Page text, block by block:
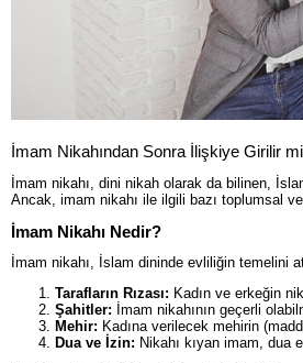
İmam Nikahından Sonra İlişkiye Girilir
İmam nikahı, dini nikah olarak da bilinen,
Ancak, imam nikahı ile ilgili bazı toplumsal
İmam Nikahı Nedir?
İmam nikahı, İslam dininde evliliğin temelini
Tarafların Rızası: Kadın ve erkeğin
Şahitler: İmam nikahının geçerli
Mehir: Kadına verilecek mehirin
Dua ve İzin: Nikahı kıyan imam, dua